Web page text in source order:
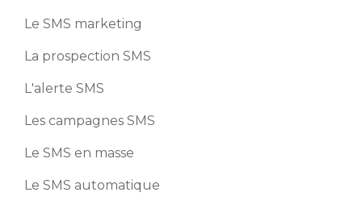
Le SMS marketing
La prospection SMS
L'alerte SMS
Les campagnes SMS
Le SMS en masse
Le SMS automatique